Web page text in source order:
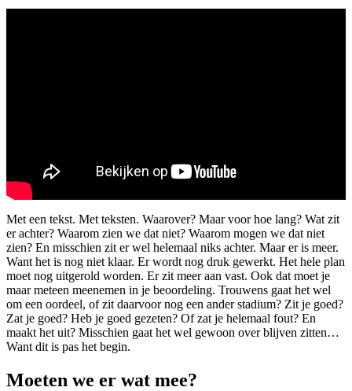
Met een tekst. Met teksten. Waarover? Maar voor hoe lang? Wat zit
er achter? Waarom zien we dat niet? Waarom mogen we dat niet
zien? En misschien zit er wel helemaal niks achter. Maar er is meer.
Want het is nog niet klaar. Er wordt nog druk gewerkt. Het hele plan
moet nog uitgerold worden. Er zit meer aan vast. Ook dat moet je
maar meteen meenemen in je beoordeling. Trouwens gaat het wel
om een oordeel, of zit daarvoor nog een ander stadium? Zit je goed?
Zat je goed? Heb je goed gezeten? Of zat je helemaal fout? En
maakt het uit? Misschien gaat het wel gewoon over blijven zitten…
Want dit is pas het begin.
Moeten we er wat mee?